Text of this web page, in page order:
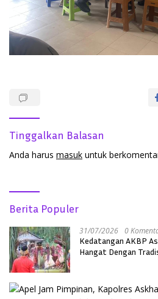
Tinggalkan Balasan
Anda harus masuk untuk
Berita Populer
31/07/2026 0
Kedatangan AKBP
Hangat Dengan